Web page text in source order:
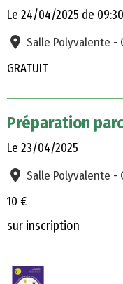
Le 24/04/2025 de 09:30
Salle Polyvalente -
GRATUIT
Préparation
Le 23/04/2025
Salle Polyvalente -
10 €
sur inscription